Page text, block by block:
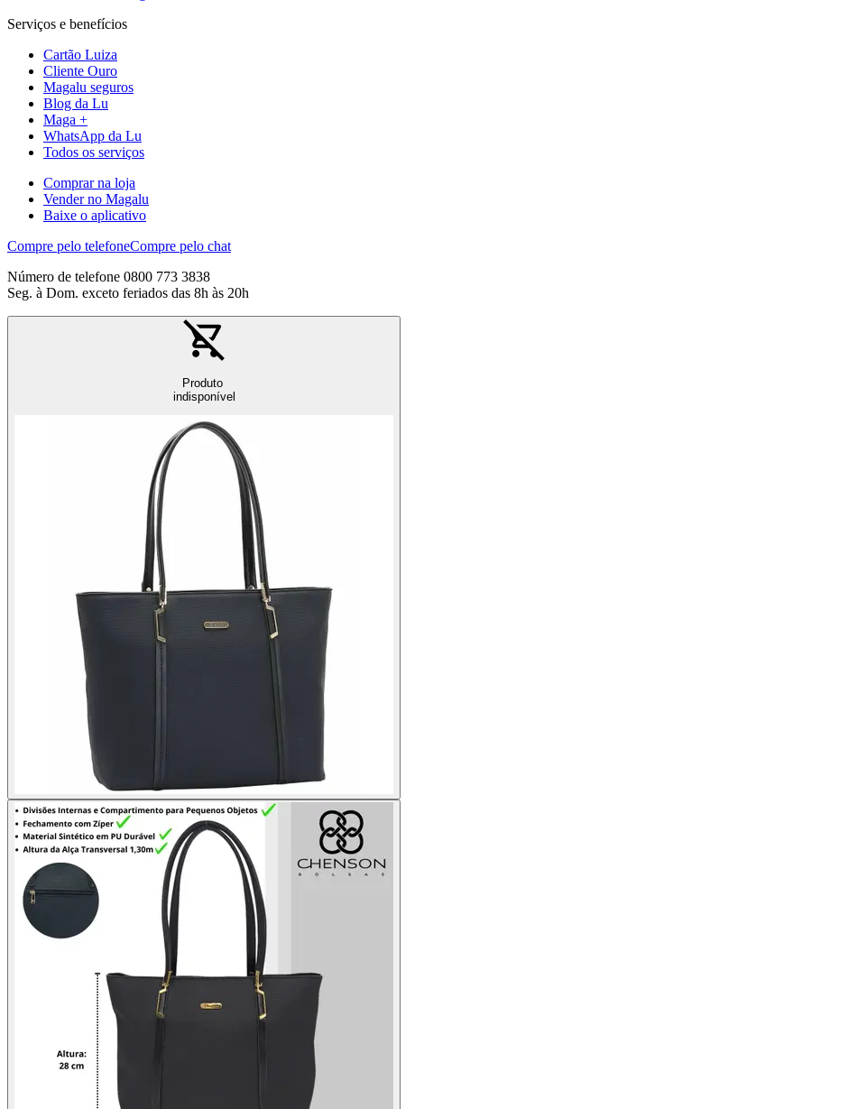
Serviços e benefícios
Cartão Luiza
Cliente Ouro
Magalu seguros
Blog da Lu
Maga +
WhatsApp da Lu
Todos os serviços
Comprar na loja
Vender no Magalu
Baixe o aplicativo
Compre pelo telefoneCompre pelo chat
Número de telefone 0800 773 3838
Seg. à Dom. exceto feriados das 8h às 20h
Produto
indisponível